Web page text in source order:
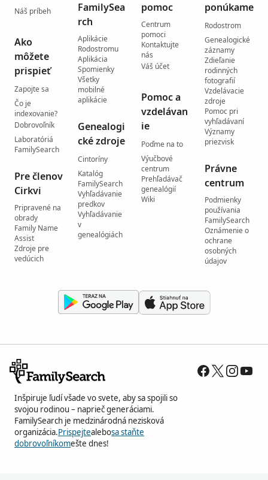
Náš príbeh
Ako
môžete
prispieť
Zapojte sa
Čo je
indexovanie?
Dobrovoľník
Laboratóriá
FamilySearch
Pre členov
Cirkvi
Pripravené na
obrady
Family Name
Assist
Zdroje pre
vedúcich
FamilySea
rch
Aplikácie
Rodostromu
Aplikácia
Spomienky
Všetky
mobilné
aplikácie
Genealogi
cké zdroje
Cintoríny
Katalóg
FamilySearch
Vyhľadávanie
predkov
Vyhľadávanie
v
genealógiách
pomoc
Centrum
pomoci
Kontaktujte
nás
Váš účet
Pomoc a
vzdelávan
ie
Poďme na to
Výučbové
centrum
Prehľadávač
genealógií
Wiki
ponúkame
Rodostrom
Genealogické
záznamy
Zdieľanie
rodinných
fotografií
Vzdelávacie
zdroje
Pomoc pri
vyhľadávaní
Významy
priezvisk
Právne
centrum
Podmienky
používania
FamilySearch
Oznámenie o
ochrane
osobných
údajov
Inšpiruje ľudí všade vo svete, aby sa spojili so
svojou rodinou – naprieč generáciami.
FamilySearch je medzinárodná nezisková
organizácia.Prispejtealebosa staňte
dobrovoľníkomešte dnes!